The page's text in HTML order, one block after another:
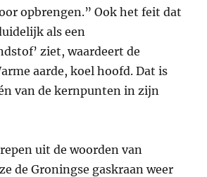
opbrengen.” Ook het feit dat
als een
ziet, waardeert de
aarde, koel hoofd. Dat is
van de kernpunten in zijn
uit de woorden van
de Groningse gaskraan weer